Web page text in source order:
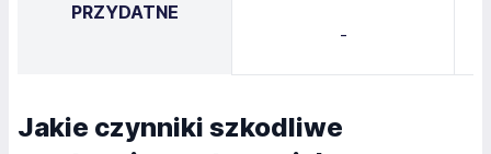
PRZYDATNE
-
Jakie czynniki szkodliwe